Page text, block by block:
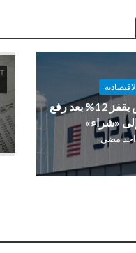
سهم سبيس إكس يقفز 12% بعد رفع
«شراء»
مضى